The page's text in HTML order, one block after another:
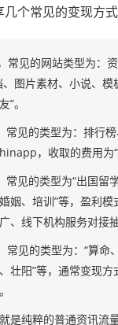
常见的变现方式
常见的网站类型为：
图片素材、小说、模
。
常见的类型为：排行
，收取的费用为“
常见的类型为“出国留
姻、培训”等，盈利模
、线下机构服务对接
常见的类型为：“算命
壮阳”等，通常变现
是纯粹的普通资讯流